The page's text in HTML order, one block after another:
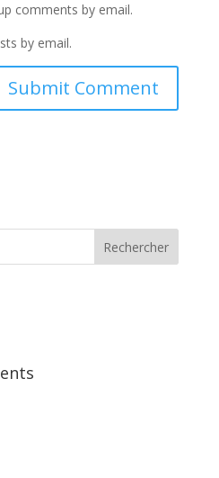
comments by email.
by email.